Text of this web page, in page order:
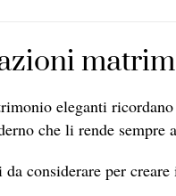
eleganti ricordano
che li rende sempre
considerare per